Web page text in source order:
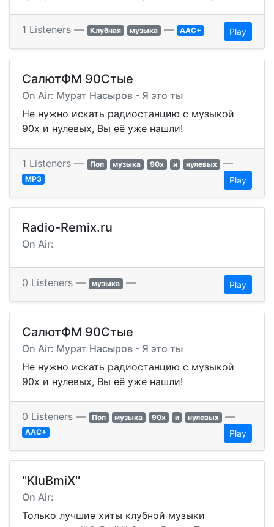
1 Listeners — Клубная музыка — AAC+ Play
СалютФМ 90Стые
On Air: Мурат Насыров - Я это ты
Не нужно искать радиостанцию с музыкой
90х и нулевых, Вы её уже нашли!
1 Listeners — Поп музыка 90х и нулевых —
MP3 Play
Radio-Remix.ru
On Air:
0 Listeners — музыка — Play
СалютФМ 90Стые
On Air: Мурат Насыров - Я это ты
Не нужно искать радиостанцию с музыкой
90х и нулевых, Вы её уже нашли!
0 Listeners — Поп музыка 90х и нулевых —
AAC+ Play
''KluBmiX''
On Air:
Только лучшие хиты клубной музыки